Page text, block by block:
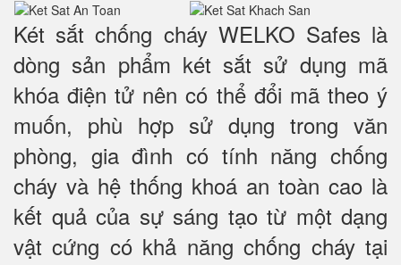
Két sắt chống cháy WELKO Safes là
dòng sản phẩm két sắt sử dụng mã
khóa điện tử nên có thể đổi mã theo ý
muốn, phù hợp sử dụng trong văn
phòng, gia đình có tính năng chống
cháy và hệ thống khoá an toàn cao là
kết quả của sự sáng tạo từ một dạng
vật cứng có khả năng chống cháy tại